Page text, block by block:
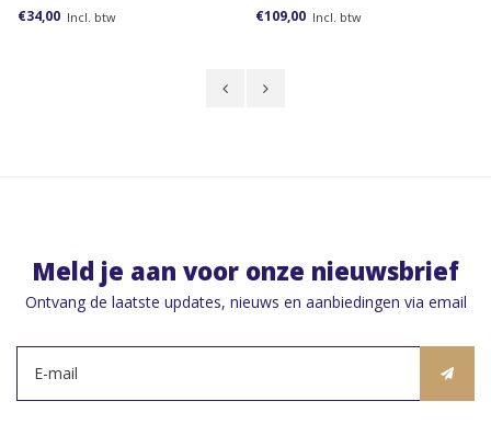
verfproducten, steenachtige ondergronden
€34,00 Incl. btw €109,00 Incl. btw
Meld je aan voor onze nieuwsbrief
Ontvang de laatste updates, nieuws en aanbiedingen via email